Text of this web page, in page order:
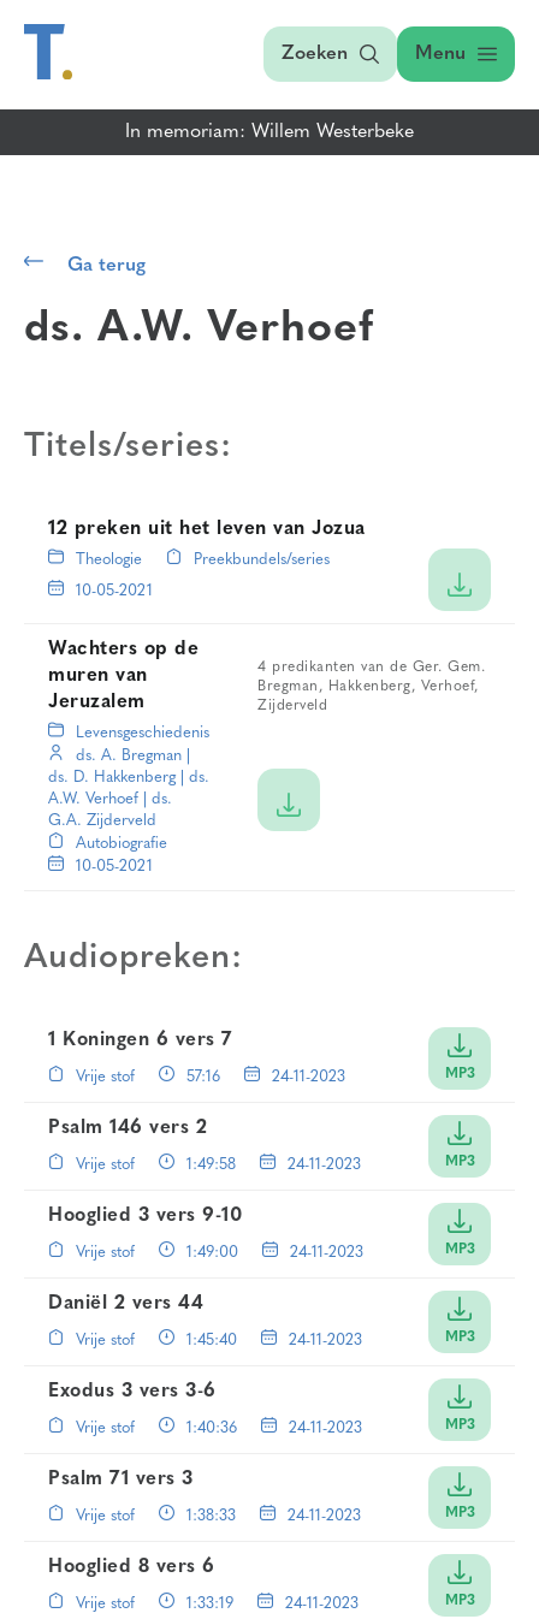
Zoeken Menu
In memoriam: Willem Westerbeke
Ga terug
ds. A.W. Verhoef
Titels/series:
12 preken uit het leven van Jozua
Theologie
Preekbundels/series
10-05-2021
Wachters op de
muren van
Jeruzalem
4 predikanten van de Ger. Gem.
Bregman, Hakkenberg, Verhoef,
Zijderveld
Levensgeschiedenis
ds. A. Bregman
ds. D. Hakkenberg| ds.
A.W. Verhoef
ds.
G.A. Zijderveld
Autobiografie
10-05-2021
Audiopreken:
1 Koningen 6 vers 7
Vrije stof 57:16 24-11-2023 MP3
Psalm 146 vers 2
Vrije stof 1:49:58 24-11-2023 MP3
Hooglied 3 vers 9-10
Vrije stof 1:49:00 24-11-2023 MP3
Daniël 2 vers 44
Vrije stof 1:45:40 24-11-2023 MP3
Exodus 3 vers 3-6
Vrije stof 1:40:36 24-11-2023 MP3
Psalm 71 vers 3
Vrije stof 1:38:33 24-11-2023 MP3
Hooglied 8 vers 6
Vrije stof 1:33:19 24-11-2023 MP3